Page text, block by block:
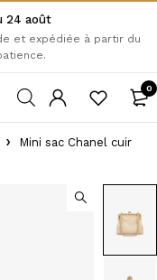
24 août
et expédiée à partir du
0
Mini sac Chanel cuir